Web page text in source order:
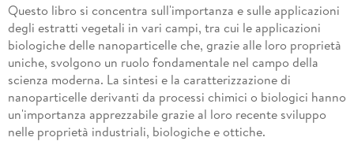
Questo libro si concentra sull'importanza e sulle applicazioni
degli estratti vegetali in vari campi, tra cui le applicazioni
biologiche delle nanoparticelle che, grazie alle loro proprietà
uniche, svolgono un ruolo fondamentale nel campo della
scienza moderna. La sintesi e la caratterizzazione di
nanoparticelle derivanti da processi chimici o biologici hanno
un'importanza apprezzabile grazie al loro recente sviluppo
nelle proprietà industriali, biologiche e ottiche.